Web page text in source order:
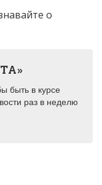
о
быть в курсе
раз в неделю